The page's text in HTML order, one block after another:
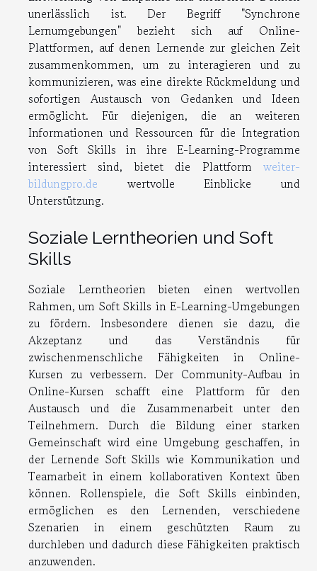
unerlässlich ist. Der Begriff "Synchrone
Lernumgebungen" bezieht sich auf Online-
Plattformen, auf denen Lernende zur gleichen Zeit
zusammenkommen, um zu interagieren und zu
kommunizieren, was eine direkte Rückmeldung und
sofortigen Austausch von Gedanken und Ideen
ermöglicht. Für diejenigen, die an weiteren
Informationen und Ressourcen für die Integration
von Soft Skills in ihre E-Learning-Programme
interessiert sind, bietet die Plattform weiter-
bildungpro.de wertvolle Einblicke und
Unterstützung.
Soziale Lerntheorien und Soft
Skills
Soziale Lerntheorien bieten einen wertvollen
Rahmen, um Soft Skills in E-Learning-Umgebungen
zu fördern. Insbesondere dienen sie dazu, die
Akzeptanz und das Verständnis für
zwischenmenschliche Fähigkeiten in Online-
Kursen zu verbessern. Der Community-Aufbau in
Online-Kursen schafft eine Plattform für den
Austausch und die Zusammenarbeit unter den
Teilnehmern. Durch die Bildung einer starken
Gemeinschaft wird eine Umgebung geschaffen, in
der Lernende Soft Skills wie Kommunikation und
Teamarbeit in einem kollaborativen Kontext üben
können. Rollenspiele, die Soft Skills einbinden,
ermöglichen es den Lernenden, verschiedene
Szenarien in einem geschützten Raum zu
durchleben und dadurch diese Fähigkeiten praktisch
anzuwenden.